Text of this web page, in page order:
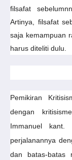
filsafat
Artinya, filsafat
saja kemampuan
harus diteliti dulu
Pemikiran
dengan
Immanuel kant.
perjalanannya
dan batas-batas